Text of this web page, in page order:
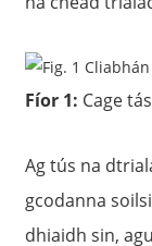
Fíor 1: Cage
Ag tús na
gcodanna
dhiaidh sin,